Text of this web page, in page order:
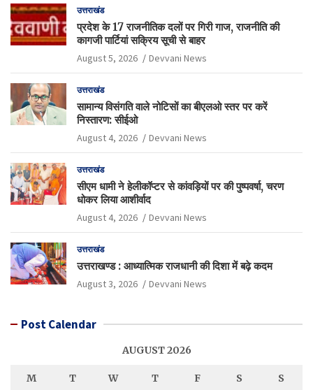
उत्तराखंड
प्रदेश के 17 राजनीतिक दलों पर गिरी गाज, राजनीति की
कागजी पार्टियां सक्रिय सूची से बाहर
August 5, 2026 Devvani News
उत्तराखंड
सामान्य विसंगति वाले नोटिसों का बीएलओ स्तर पर करें
निस्तारण: सीईओ
August 4, 2026 Devvani News
उत्तराखंड
सीएम धामी ने हेलीकॉप्टर से कांवड़ियों पर की पुष्पवर्षा, चरण
धोकर लिया आशीर्वाद
August 4, 2026 Devvani News
उत्तराखंड
उत्तराखण्ड : आध्यात्मिक राजधानी की दिशा में बढ़े कदम
August 3, 2026 Devvani News
Post Calendar
AUGUST 2026
M T W T F S S